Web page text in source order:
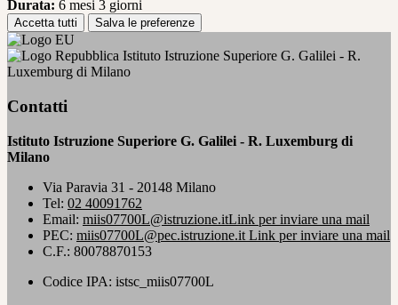
Durata: 6 mesi 3 giorni
Accetta tutti Salva le preferenze
Istituto Istruzione Superiore G. Galilei - R.
Luxemburg di Milano
Contatti
Istituto Istruzione Superiore G. Galilei - R. Luxemburg di
Milano
Via Paravia 31 - 20148 Milano
Tel: 02 40091762
Email: miis07700L@istruzione.itLink per inviare una mail
PEC: miis07700L@pec.istruzione.it Link per inviare una mail
C.F.: 80078870153
Codice IPA: istsc_miis07700L